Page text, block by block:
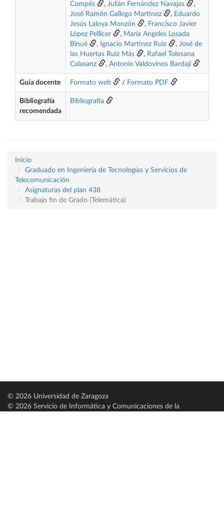
Compés
, Julián Fernández Navajas
,
José Ramón Gallego Martínez
, Eduardo
Jesús Laloya Monzón
, Francisco Javier
López Pellicer
, María Angeles Losada
Binué
, Ignacio Martínez Ruiz , José de
las Huertas Ruiz Más
, Rafael Tolosana
Calasanz
, Antonio Valdovinos Bardají
Guía docente Formato web / Formato PDF
Bibliografía
recomendada
Bibliografía
Inicio
Graduado en Ingeniería de Tecnologías y Servicios de
Telecomunicación
Asignaturas del plan 438
Trabajo fin de Grado (Telemática)
© 2026 Universidad de Zaragoza
© 2026 Servicio de Informática y Comunicaciones de la